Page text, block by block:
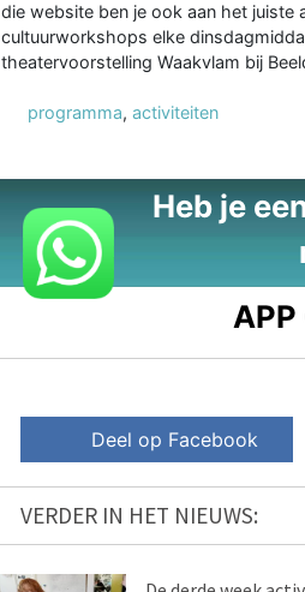
die website ben je ook aan het juiste
cultuurworkshops elke
theatervoorstelling Waakvlam bij
programma, activiteiten
Heb je
APP
Deel op Facebook
VERDER IN HET NIEUWS: